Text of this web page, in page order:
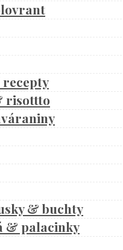
recepty
risottto
& buchty
& palacinky